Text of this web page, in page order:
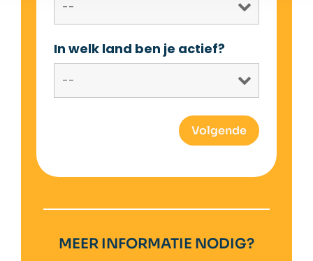
In welk land ben je actief?
MEER INFORMATIE NODIG?